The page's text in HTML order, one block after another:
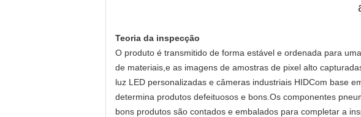
Teoria da inspecção
O produto é transmitido de forma estável e ordenada para
de materiais,e as imagens de amostras de pixel alto
luz LED personalizadas e câmeras industriais HIDCom base
determina produtos defeituosos e bons.Os componentes
bons produtos são contados e embalados para completar a